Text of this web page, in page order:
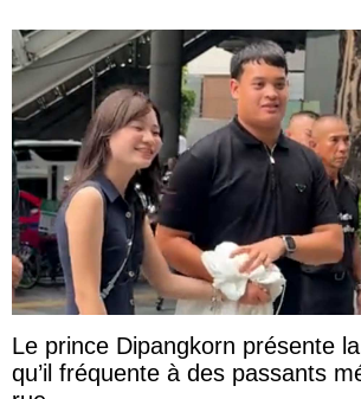
Le prince Dipangkorn présente
qu’il fréquente à des passants